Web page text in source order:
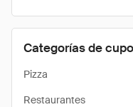
Categorías de
Pizza
Restaurantes